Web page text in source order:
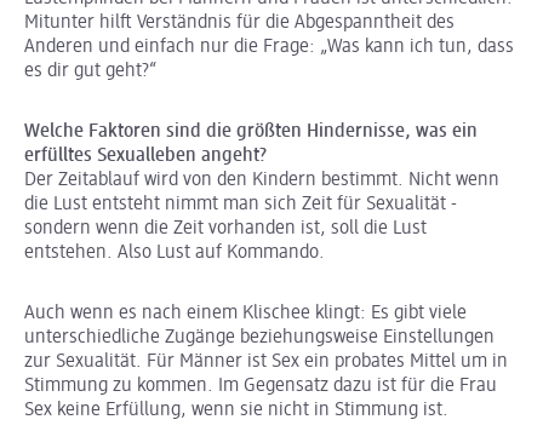
Mitunter hilft Verständnis für die Abgespanntheit des
Anderen und einfach nur die Frage: „Was kann ich tun, dass
es dir gut geht?“
Welche Faktoren sind die größten Hindernisse, was ein
erfülltes Sexualleben angeht?
Der Zeitablauf wird von den Kindern bestimmt. Nicht wenn
die Lust entsteht nimmt man sich Zeit für Sexualität -
sondern wenn die Zeit vorhanden ist, soll die Lust
entstehen. Also Lust auf Kommando.
Auch wenn es nach einem Klischee klingt: Es gibt viele
unterschiedliche Zugänge beziehungsweise Einstellungen
zur Sexualität. Für Männer ist Sex ein probates Mittel um in
Stimmung zu kommen. Im Gegensatz dazu ist für die Frau
Sex keine Erfüllung, wenn sie nicht in Stimmung ist.